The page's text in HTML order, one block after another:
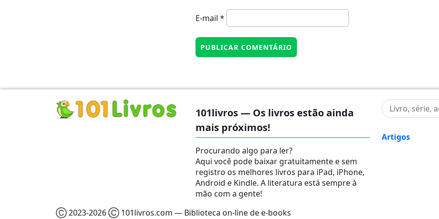
E-mail *
101livros — Os livros estão ainda
mais próximos!
Procurando algo para ler?
Aqui você pode baixar gratuitamente e sem
registro os melhores livros para iPad, iPhone,
Android e Kindle. A literatura está sempre à
mão com a gente!
Artigos
Ⓒ 2023-2026 Ⓒ 101livros.com — Biblioteca on-line de e-books